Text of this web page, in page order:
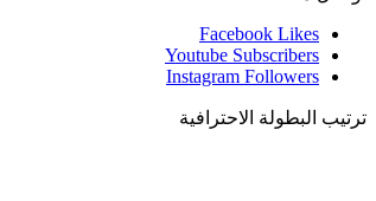
Facebook Likes
Youtube Subscribers
Instagram Followers
ترتيب البطولة الاحترافية